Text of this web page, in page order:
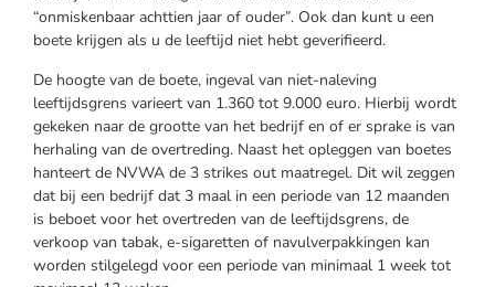
“onmiskenbaar achttien jaar of ouder”. Ook dan kunt u een
boete krijgen als u de leeftijd niet hebt geverifieerd.
De hoogte van de boete, ingeval van niet-naleving
leeftijdsgrens varieert van 1.360 tot 9.000 euro. Hierbij wordt
gekeken naar de grootte van het bedrijf en of er sprake is van
herhaling van de overtreding. Naast het opleggen van boetes
hanteert de NVWA de 3 strikes out maatregel. Dit wil zeggen
dat bij een bedrijf dat 3 maal in een periode van 12 maanden
is beboet voor het overtreden van de leeftijdsgrens, de
verkoop van tabak, e-sigaretten of navulverpakkingen kan
worden stilgelegd voor een periode van minimaal 1 week tot